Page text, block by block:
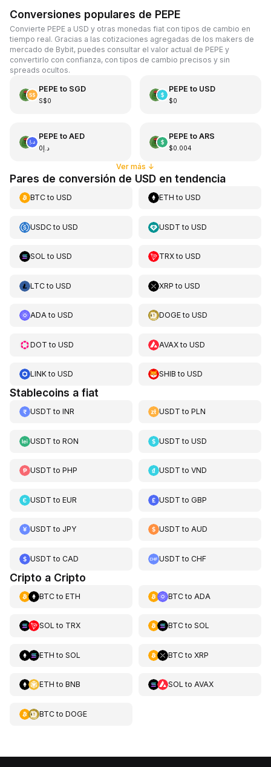
Conversiones populares de PEPE
Convierte PEPE a USD y otras monedas fiat con tipos de cambio en
tiempo real. Gracias a las cotizaciones agregadas de los makers de
mercado de Bybit, puedes consultar el valor actual de PEPE y
convertirlo con confianza, con tipos de cambio precisos y sin
spreads ocultos.
PEPE to SGD
S$0
PEPE to USD
$0
PEPE to AED
د.إ0
PEPE to ARS
$0.004
Ver más ↓
Pares de conversión de USD en tendencia
BTCto USD ETH toUSD
USDCto USD USDT toUSD
SOL to USD TRXtoUSD
LTCto USD XRP toUSD
ADAto USD DOGEtoUSD
DOT to USD AVAXtoUSD
LINKto USD SHIB toUSD
Stablecoins a fiat
USDT to INR USDT toPLN
USDT to RON USDT toUSD
USDT to PHP USDT toVND
USDT to EUR USDT toGBP
USDT to JPY USDT toAUD
USDT to CAD USDT toCHF
Cripto a Cripto
BTCto ETH BTCto ADA
SOL to TRX BTCto SOL
ETH to SOL BTCto XRP
ETH to BNB SOL to AVAX
BTCto DOGE